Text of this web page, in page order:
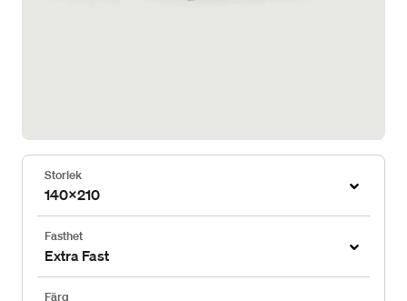
Storlek
140x210
Fasthet
Extra Fast
Färg